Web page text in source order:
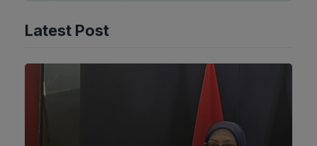
Latest Post